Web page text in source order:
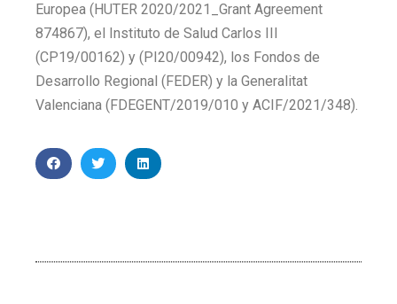
Europea (HUTER 2020/2021_Grant Agreement
874867), el Instituto de Salud Carlos III
(CP19/00162) y (PI20/00942), los Fondos de
Desarrollo Regional (FEDER) y la Generalitat
Valenciana (FDEGENT/2019/010 y ACIF/2021/348).